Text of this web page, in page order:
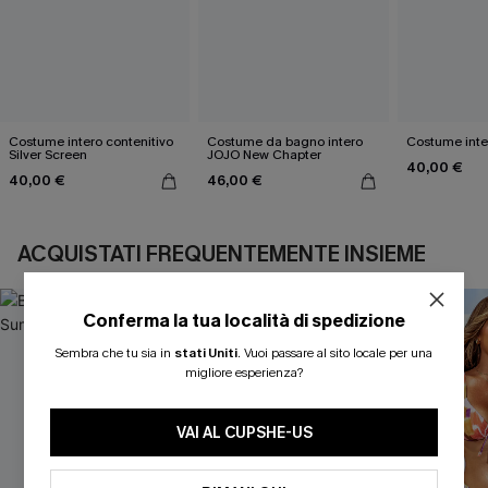
Costume intero contenitivo
Silver Screen
40,00 €
Costume da bagno intero
JOJO New Chapter
46,00 €
Costume
40,00 €
ACQUISTATI FREQUENTEMENTE INSIEME
Conferma la tua località di spedizione
Sembra che tu sia in stati Uniti. Vuoi passare al sito locale per una
migliore esperienza?
VAI AL CUPSHE-US